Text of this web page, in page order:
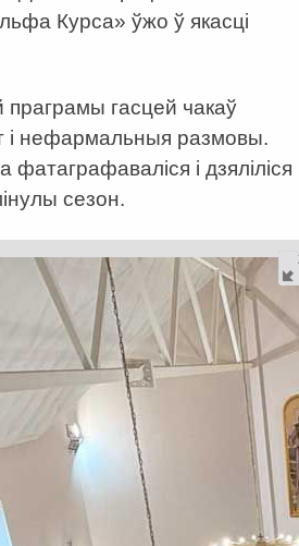
Курса» ўжо ў якасці
гасцей чакаў
і нефармальныя размовы.
фатаграфаваліся і дзяліліся
сезон.